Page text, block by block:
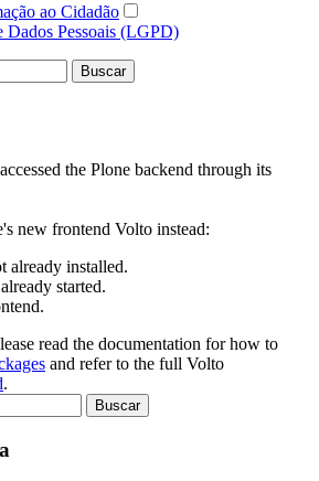
ao Cidadão
Dados Pessoais (LGPD)
Buscar
the Plone backend through its
new frontend Volto instead:
already installed.
started.
read the documentation for how to
and refer to the full Volto
.